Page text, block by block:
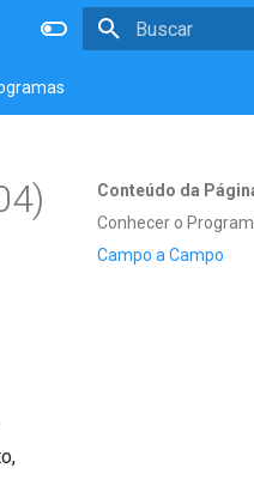
Conteúdo da
Conhecer o
Campo a Campo